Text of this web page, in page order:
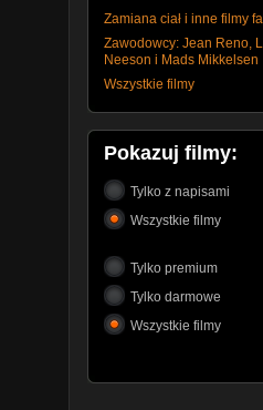
Zamiana ciał i inne filmy
Zawodowcy: Jean Reno,
Neeson i Mads Mikkelsen
Wszystkie filmy
Pokazuj filmy:
Tylko z napisami
Wszystkie filmy
Tylko premium
Tylko darmowe
Wszystkie filmy